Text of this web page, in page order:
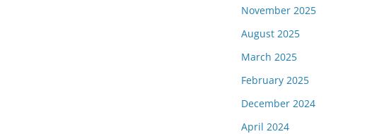
November 2025
August 2025
March 2025
February 2025
December 2024
April 2024